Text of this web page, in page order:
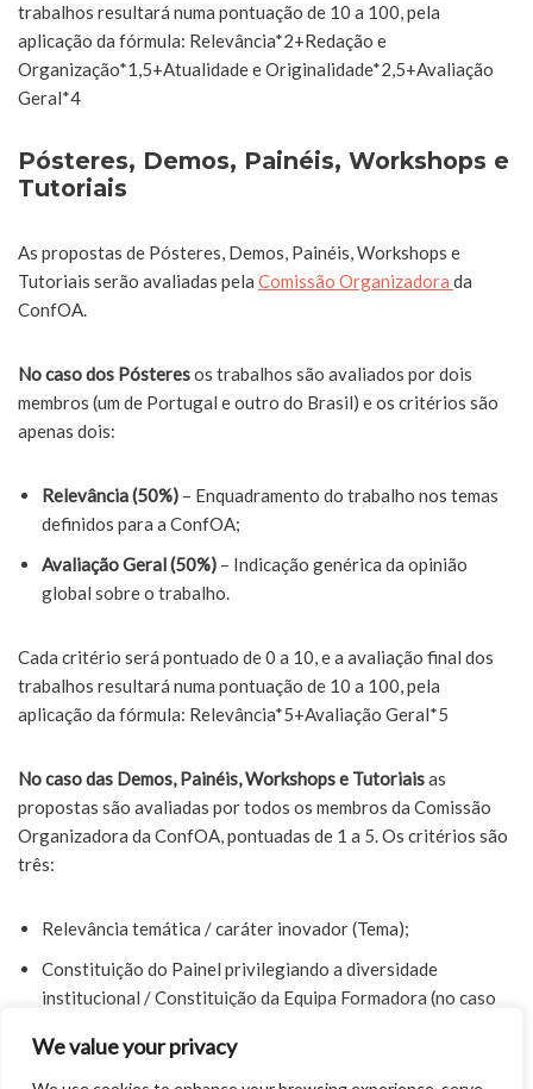
We value your privacy
trabalhos resultará numa pontuação de 10 a 100, pela
aplicação da fórmula: Relevância*2+Redação e
Organização*1,5+Atualidade e Originalidade*2,5+Avaliação
Geral*4
Pósteres, Demos, Painéis, Workshops e
Tutoriais
As propostas de Pósteres, Demos, Painéis, Workshops e
Tutoriais serão avaliadas pela Comissão Organizadora da
ConfOA.
No caso dos Pósteresos trabalhos são avaliados por dois
membros (um de Portugal e outro do Brasil) e os critérios são
apenas dois:
Relevância (50%) – Enquadramento do trabalho nos temas
definidos para a ConfOA;
Avaliação Geral (50%) – Indicação genérica da opinião
global sobre o trabalho.
Cada critério será pontuado de 0 a 10, e a avaliação final dos
trabalhos resultará numa pontuação de 10 a 100, pela
aplicação da fórmula: Relevância*5+Avaliação Geral*5
No caso das Demos, Painéis, Workshops e Tutoriaisas
propostas são avaliadas por todos os membros da Comissão
Organizadora da ConfOA, pontuadas de 1 a 5. Os critérios são
três:
Relevância temática / caráter inovador (Tema);
Constituição do Painel privilegiando a diversidade
institucional / Constituição da Equipa Formadora (no caso